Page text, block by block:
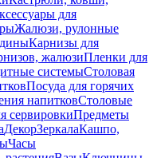
для
Жалюзи, рулонные
Карнизы для
жалюзиПленки для
системыСтоловая
Посуда для горячих
напитковСтоловые
сервировкиПредметы
ДекорЗеркалаКашпо,
Часы